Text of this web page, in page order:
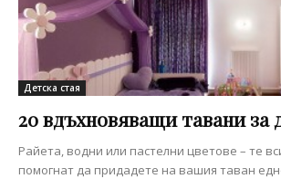
Детска стая
20 вдъхновяващи тавани за
Райета, водни или пастелни цветове – те
помогнат да придадете на вашия таван